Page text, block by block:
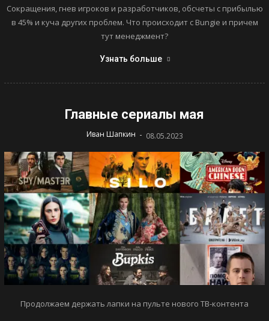
Сокращения, гнев игроков и разработчиков, обсчеты с прибылью
в 45% и куча других проблем. Что происходит с Bungie и причем
тут менеджмент?
Узнать больше
Главные сериалы мая
Иван Шапкин - 08.05.2023
Продолжаем держать лапки на пульте нового ТВ-контента